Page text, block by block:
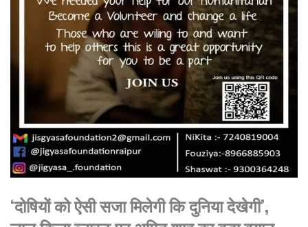
‘दोषियों को ऐसी सजा मिलेगी कि दुनिया देखेगी’,